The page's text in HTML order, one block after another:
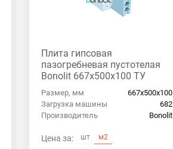
Плита гипсовая
пазогребневая пустотелая
Bonolit 667х500х100 ТУ
Размер, мм
667х500х100
Загрузка машины
682
Производитель
Bonolit
Цена за: шт м2